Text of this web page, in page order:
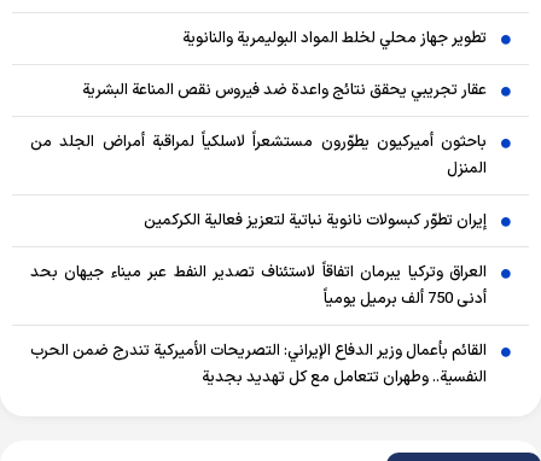
تطوير جهاز محلي لخلط المواد البوليمرية والنانوية
عقار تجريبي يحقق نتائج واعدة ضد فيروس نقص المناعة البشرية
باحثون أميركيون يطوّرون مستشعراً لاسلكياً لمراقبة أمراض الجلد من
المنزل
إيران تطوّر كبسولات نانوية نباتية لتعزيز فعالية الكركمين
العراق وتركيا يبرمان اتفاقاً لاستئناف تصدير النفط عبر ميناء جيهان بحد
أدنى 750 ألف برميل يومياً
القائم بأعمال وزير الدفاع الإيراني: التصريحات الأميركية تندرج ضمن الحرب
النفسية.. وطهران تتعامل مع كل تهديد بجدية